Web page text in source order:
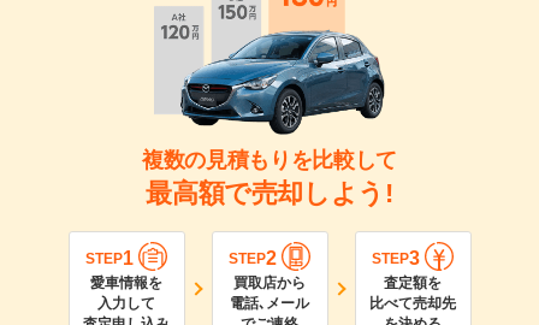
複数の見積もりを比較して
最高額で売却しよう!
STEP1
愛車情報を
入力して
STEP2
買取店から
電話､メール
STEP3
査定額を
比べて売却先